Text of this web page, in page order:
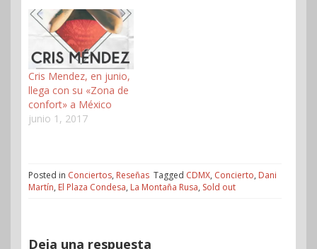
Cris Mendez, en junio,
llega con su «Zona de
confort» a México
junio 1, 2017
Posted in Conciertos, Reseñas Tagged CDMX, Concierto, Dani
Martín, El Plaza Condesa, La Montaña Rusa, Sold out
Deja una respuesta